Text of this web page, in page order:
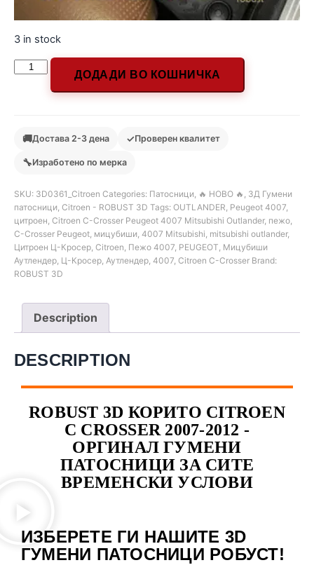
3 in stock
ДОДАДИ ВО КОШНИЧКА
🚚Достава 2-3 дена ✓Проверен квалитет
🔧Изработено по мерка
SKU: 3D0361_Citroen Categories: Патосници, 🔥 НОВО 🔥 , 3Д Гумени
патосници, Citroen - ROBUST 3D Tags: OUTLANDER, Peugeot 4007,
цитроен, Citroen C-Crosser Peugeot 4007 Mitsubishi Outlander, пежо,
C-Crosser Peugeot, мицубиши, 4007 Mitsubishi, mitsubishi outlander,
Цитроен Ц-Кросер, Citroen, Пежо 4007, PEUGEOT, Мицубиши
Аутлендер, Ц-Кросер, Аутлендер, 4007, Citroen C-Crosser Brand:
ROBUST 3D
Description
DESCRIPTION
ROBUST 3D КОРИТО CITROEN
C CROSSER 2007-2012 -
ОРГИНАЛ ГУМЕНИ
ПАТОСНИЦИ ЗА СИТЕ
ВРЕМЕНСКИ УСЛОВИ
ИЗБЕРЕТЕ ГИ НАШИТЕ 3D
ГУМЕНИ ПАТОСНИЦИ РОБУСТ!